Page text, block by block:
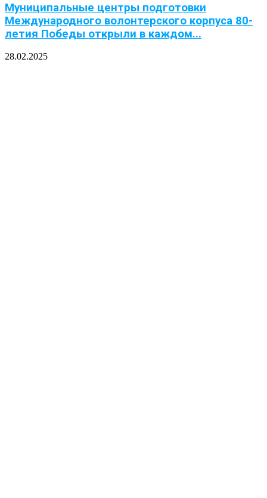
Муниципальные центры подготовки
Международного волонтерского корпуса 80-
летия Победы открыли в каждом...
28.02.2025